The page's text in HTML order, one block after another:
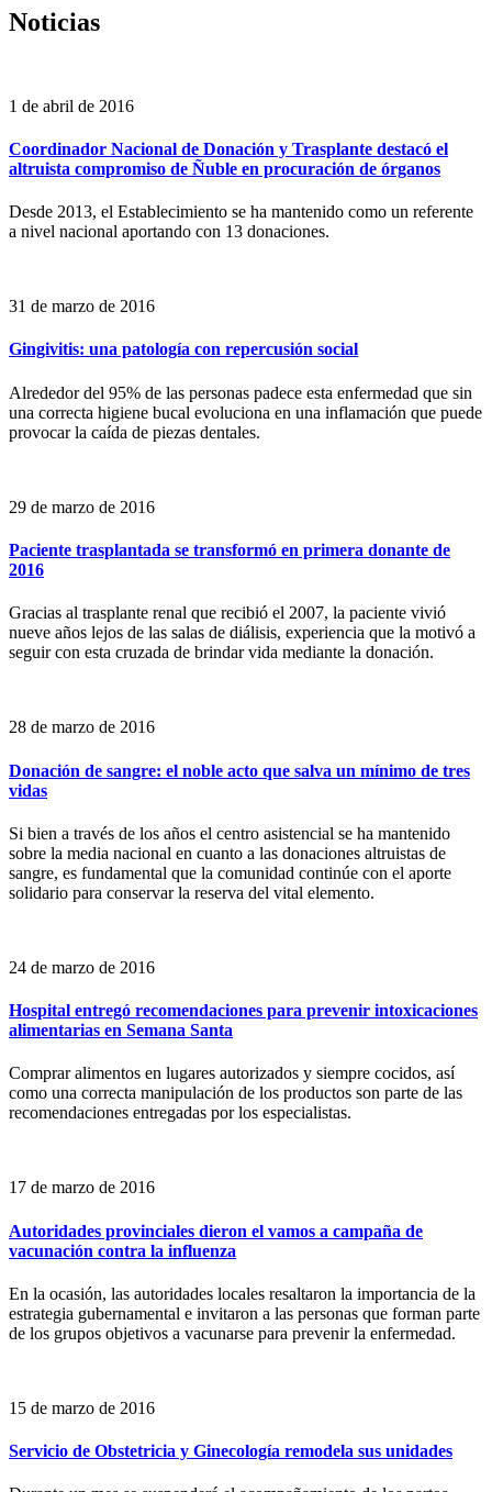
Noticias
1 de abril de 2016
Coordinador Nacional de Donación y Trasplante destacó el
altruista compromiso de Ñuble en procuración de órganos
Desde 2013, el Establecimiento se ha mantenido como un referente
a nivel nacional aportando con 13 donaciones.
31 de marzo de 2016
Gingivitis: una patología con repercusión social
Alrededor del 95% de las personas padece esta enfermedad que sin
una correcta higiene bucal evoluciona en una inflamación que puede
provocar la caída de piezas dentales.
29 de marzo de 2016
Paciente trasplantada se transformó en primera donante de
2016
Gracias al trasplante renal que recibió el 2007, la paciente vivió
nueve años lejos de las salas de diálisis, experiencia que la motivó a
seguir con esta cruzada de brindar vida mediante la donación.
28 de marzo de 2016
Donación de sangre: el noble acto que salva un mínimo de tres
vidas
Si bien a través de los años el centro asistencial se ha mantenido
sobre la media nacional en cuanto a las donaciones altruistas de
sangre, es fundamental que la comunidad continúe con el aporte
solidario para conservar la reserva del vital elemento.
24 de marzo de 2016
Hospital entregó recomendaciones para prevenir intoxicaciones
alimentarias en Semana Santa
Comprar alimentos en lugares autorizados y siempre cocidos, así
como una correcta manipulación de los productos son parte de las
recomendaciones entregadas por los especialistas.
17 de marzo de 2016
Autoridades provinciales dieron el vamos a campaña de
vacunación contra la influenza
En la ocasión, las autoridades locales resaltaron la importancia de la
estrategia gubernamental e invitaron a las personas que forman parte
de los grupos objetivos a vacunarse para prevenir la enfermedad.
15 de marzo de 2016
Servicio de Obstetricia y Ginecología remodela sus unidades